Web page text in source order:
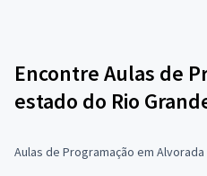
Encontre Aulas de
estado do Rio
Aulas de Programação em Alvorada